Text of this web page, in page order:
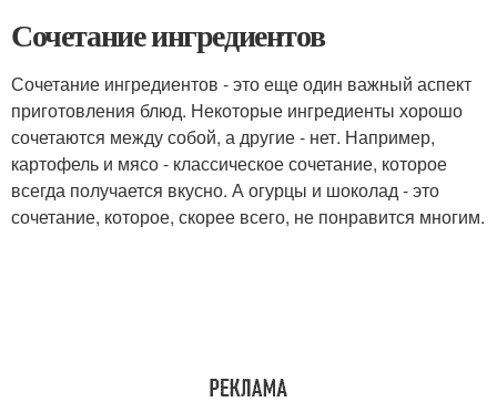
Сочетание ингредиентов
Сочетание ингредиентов - это еще один важный аспект
приготовления блюд. Некоторые ингредиенты хорошо
сочетаются между собой, а другие - нет. Например,
картофель и мясо - классическое сочетание, которое
всегда получается вкусно. А огурцы и шоколад - это
сочетание, которое, скорее всего, не понравится многим.